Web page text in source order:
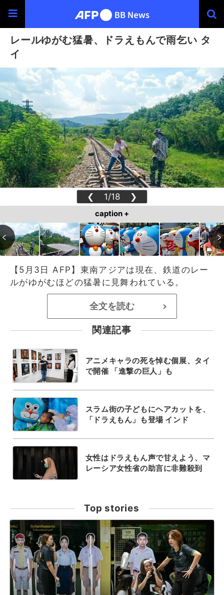
レールゆがむ猛暑、ドラえもんで雨乞い タ
イ
❮ 1/18 ❯
caption +
【5月3日 AFP】東南アジアは現在、鉄道のレー
ルがゆがむほどの猛暑に見舞われている。
全文を読む >
関連記事
アニメキャラの死を悼む個展、タイ
で開催 「進撃の巨人」も
スラム街の子どもにヘアカットを、
「ドラえもん」も登場 インド
女性はドラえもん声で甘えよう、マ
レーシア女性省の助言に非難殺到
Top stories